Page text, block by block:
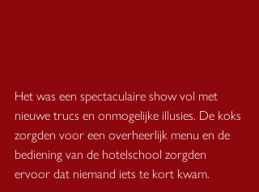
Het was een spectaculaire show vol met
nieuwe trucs en onmogelijke illusies. De koks
zorgden voor een overheerlijk menu en de
bediening van de hotelschool zorgden
ervoor dat niemand iets te kort kwam.